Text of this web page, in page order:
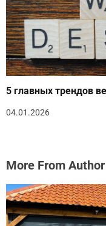
5 главных трендов
04.01.2026
More From Author